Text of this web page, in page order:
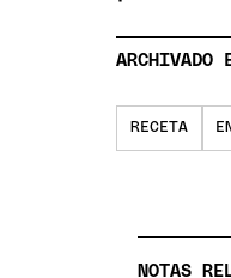
ARCHIVADO
RECETA
NOTAS